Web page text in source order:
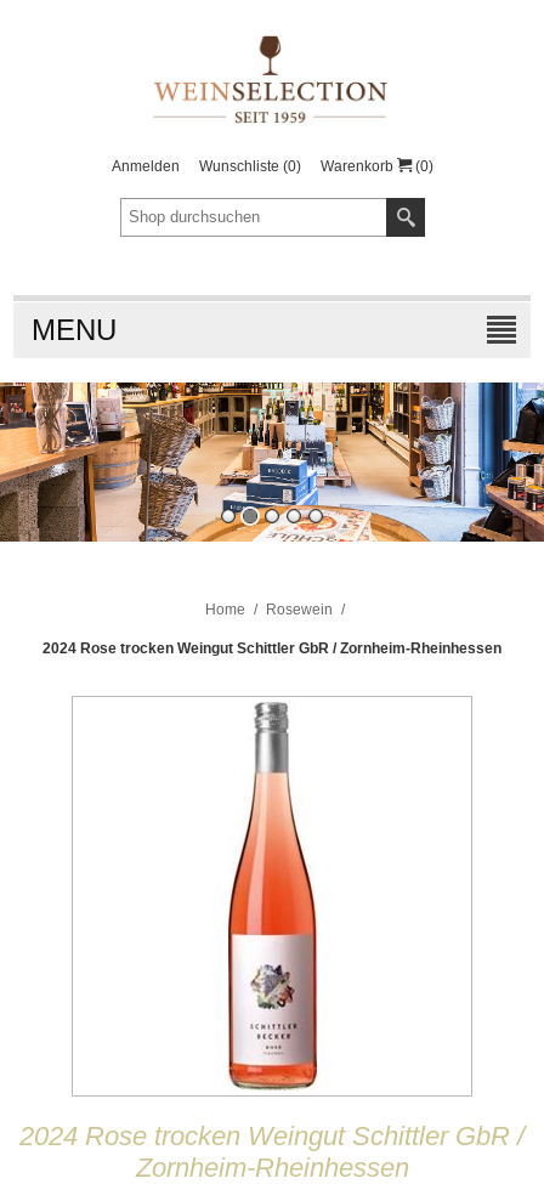
Anmelden Wunschliste (0) Warenkorb (0)
MENU
Home / Rosewein /
2024 Rose trocken Weingut Schittler GbR / Zornheim-Rheinhessen
2024 Rose trocken Weingut Schittler GbR /
Zornheim-Rheinhessen